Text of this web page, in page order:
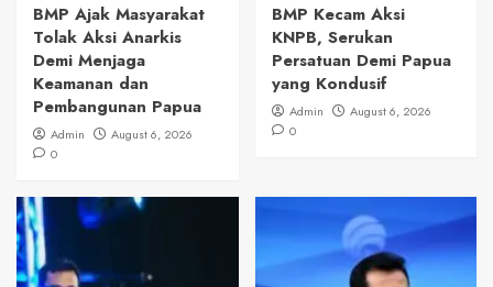
BMP Ajak Masyarakat
Tolak Aksi Anarkis
Demi Menjaga
Keamanan dan
Pembangunan Papua
Admin
August 6, 2026
0
BMP Kecam Aksi
KNPB, Serukan
Persatuan Demi Papua
yang Kondusif
Admin
August 6, 2026
0